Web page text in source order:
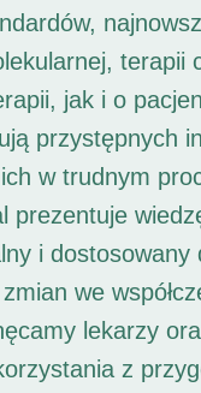
terapii
jak i o
przystępnych
w trudnym
prezentuje
i dostosowany
we
lekarzy
z